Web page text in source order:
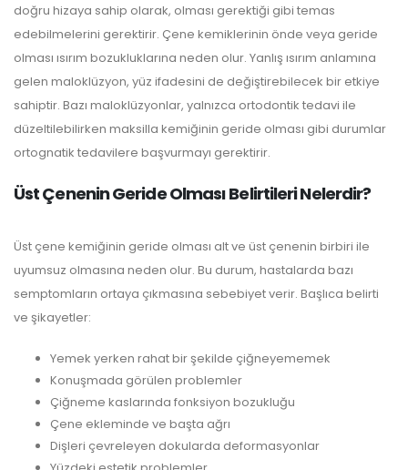
doğru hizaya sahip olarak, olması gerektiği gibi temas
edebilmelerini gerektirir. Çene kemiklerinin önde veya geride
olması ısırım bozukluklarına neden olur. Yanlış ısırım anlamına
gelen maloklüzyon, yüz ifadesini de değiştirebilecek bir etkiye
sahiptir. Bazı maloklüzyonlar, yalnızca ortodontik tedavi ile
düzeltilebilirken maksilla kemiğinin geride olması gibi durumlar
ortognatik tedavilere başvurmayı gerektirir.
Üst Çenenin Geride Olması Belirtileri Nelerdir?
Üst çene kemiğinin geride olması alt ve üst çenenin birbiri ile
uyumsuz olmasına neden olur. Bu durum, hastalarda bazı
semptomların ortaya çıkmasına sebebiyet verir. Başlıca belirti
ve şikayetler:
Yemek yerken rahat bir şekilde çiğneyememek
Konuşmada görülen problemler
Çiğneme kaslarında fonksiyon bozukluğu
Çene ekleminde ve başta ağrı
Dişleri çevreleyen dokularda deformasyonlar